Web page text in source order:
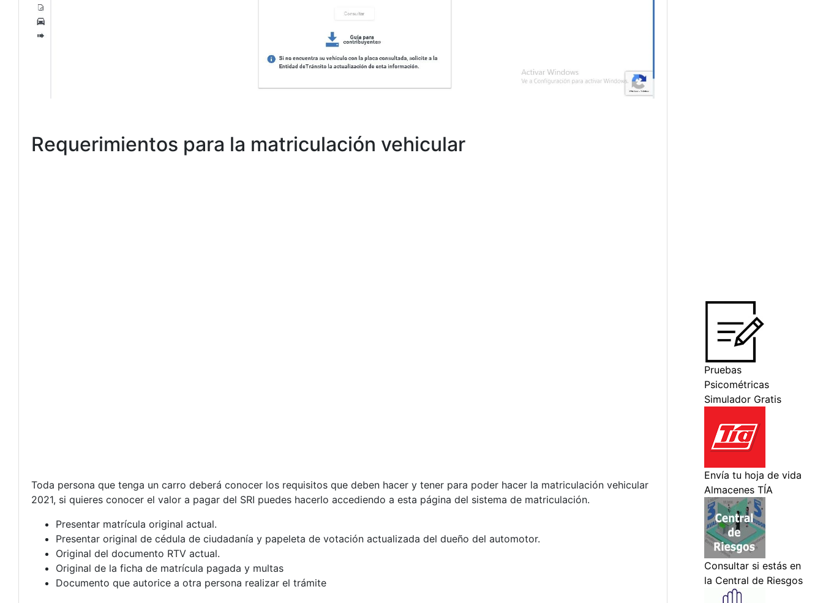
Requerimientos para la matriculación vehicular
Toda persona que tenga un carro deberá conocer los requisitos que deben hacer y tener para poder hacer la matriculación vehicular
2021, si quieres conocer el valor a pagar del SRI puedes hacerlo accediendo a esta página del sistema de matriculación.
Presentar matrícula original actual.
Presentar original de cédula de ciudadanía y papeleta de votación actualizada del dueño del automotor.
Original del documento RTV actual.
Original de la ficha de matrícula pagada y multas
Documento que autorice a otra persona realizar el trámite